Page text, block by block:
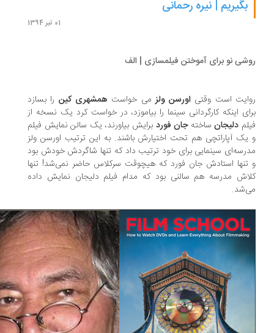
بگيريم | نیره رحمانی
نو برای آموختن فیلمسازی | الف
است وقتی اورسن ولزمی خواستهمشهری کینرا بسازد
اینکه کارگردانی سینما را بیاموزد، در خواست کرد یک نسخه از
دلیجانساخته جان فوردبرایش بیاورند، یک سالن نمایش فیلم
آپاراتچی هم تحت اختیارش باشند. به این ترتیب اورسن ولز
سینمایی برای خود ترتیب داد که تنها شاگردش خودش بود
استادش جان فورد که هیچوقت سرکلاس حاضر نمی‌شد! تنها
مدرسه هم سالنی بود که مدام فیلم دلیجان نمایش داده